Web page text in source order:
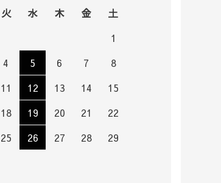
火 水 木 金
土
1
4 5 6 7
8
11 12 13 14
15
18 19 20 21
22
25 26 27 28
29